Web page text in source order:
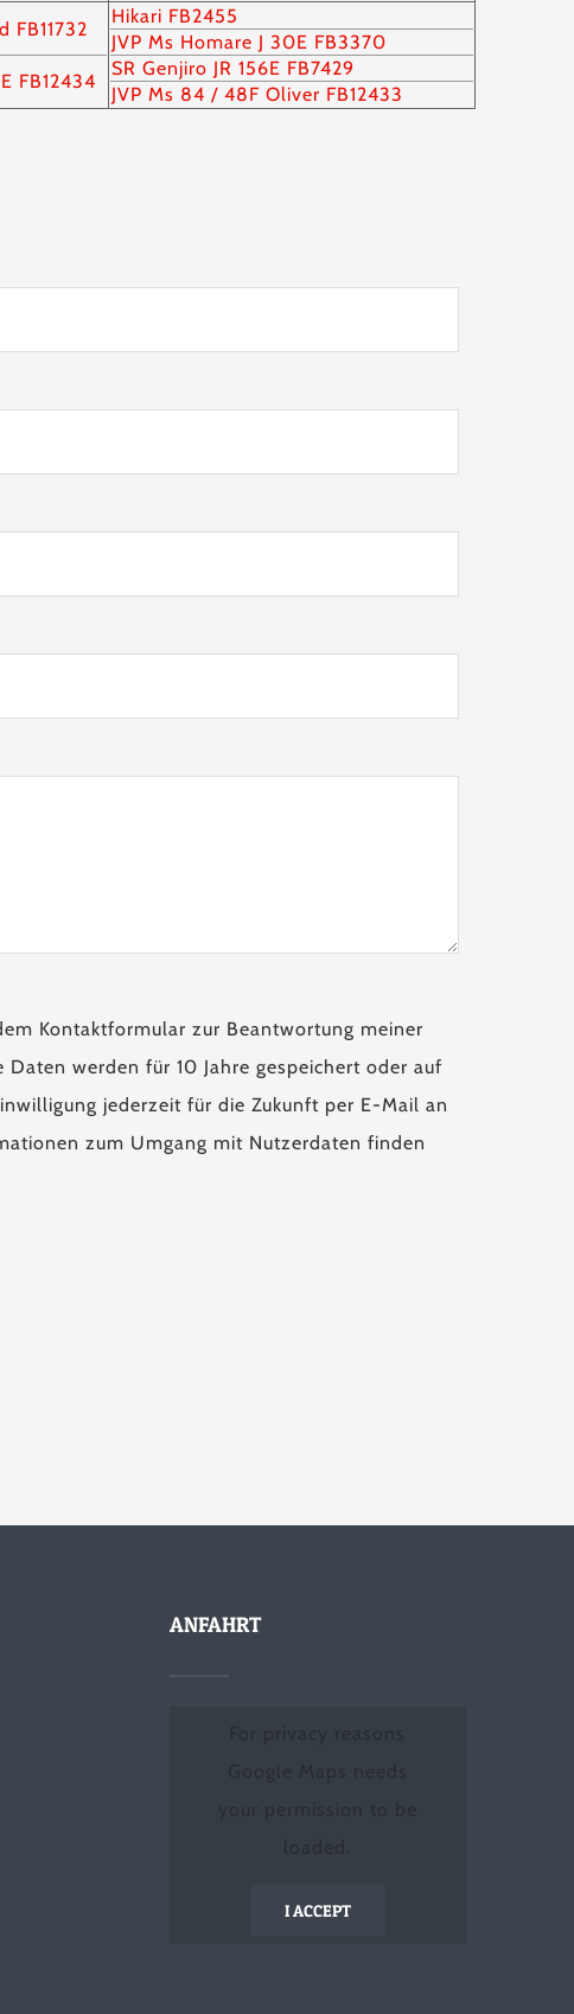
FB11732
FB12434
Hikari FB2455
JVP Ms Homare J 30E FB3370
SR Genjiro JR 156E FB7429
JVP Ms 84 / 48F Oliver FB12433
Kontaktformular zur Beantwortung meiner
werden für 10 Jahre gespeichert oder auf
jederzeit für die Zukunft per E-Mail an
zum Umgang mit Nutzerdaten finden
ANFAHRT
I ACCEPT